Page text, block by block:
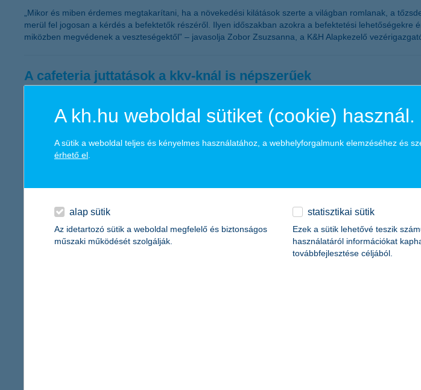
„Mikor és miben érdemes megtakarítani, ha a növekedési kilátások szerte a világban romlanak, a
merül fel jogosan a kérdés a befektetők részéről. Ilyen időszakban azokra a befektetési
miközben megvédenek a veszteségektől” – javasolja Zobor Zsuzsanna, a K&H Alapkezelő
A cafeteria juttatások a kkv-knál is népszerűek
„Továbbra is komoly szerepet kapnak a vállalkozások életében a béren kívüli juttatások, mivel a hazai
kivárás tapasztalható” – mondta el Németh László, a K&H kkv marketing főosztály vezetője.
nem-életbiztosítási szegmens várható tendenciáit.
A kh.hu weboldal sütiket (cookie) használ.
A sütik a weboldal teljes és kényelmes használatához, a webhelyforgalmunk elemzéséhez és
érhető el
alap sütik
Az idetartozó sütik a weboldal megfelelő és biztonságos
műszaki működését szolgálják.
statisztikai sütik
Ezek a sütik lehetővé teszik
használatáról információkat
továbbfejlesztése céljából.